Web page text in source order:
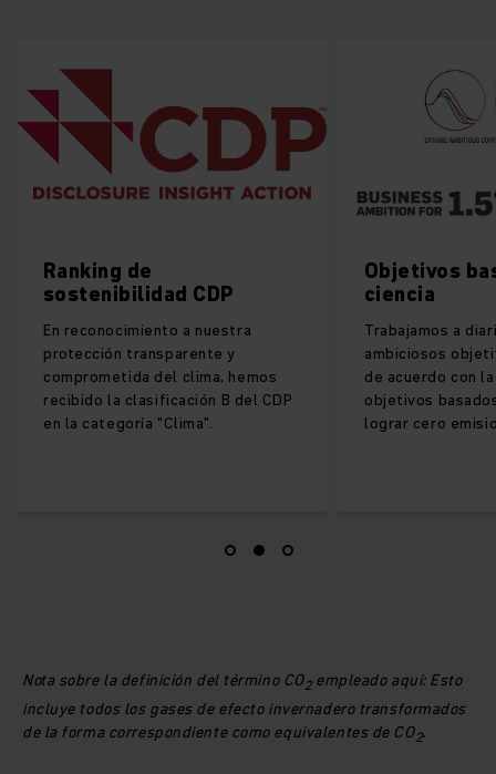
CDP
a nuestra
y
del clima, hemos
B del CDP
"Clima".
Objetivos basados en la
Trabajamos a diario para lograr
ambiciosos objetivos climáticos
de acuerdo con la iniciativa de
objetivos basados en la ciencia y
lograr cero emisiones en 2050.
Nota sobre la definición del término CO2empleado aquí: Esto
incluye todos los gases de efecto invernadero transformados
de la forma correspondiente como equivalentes de CO2.